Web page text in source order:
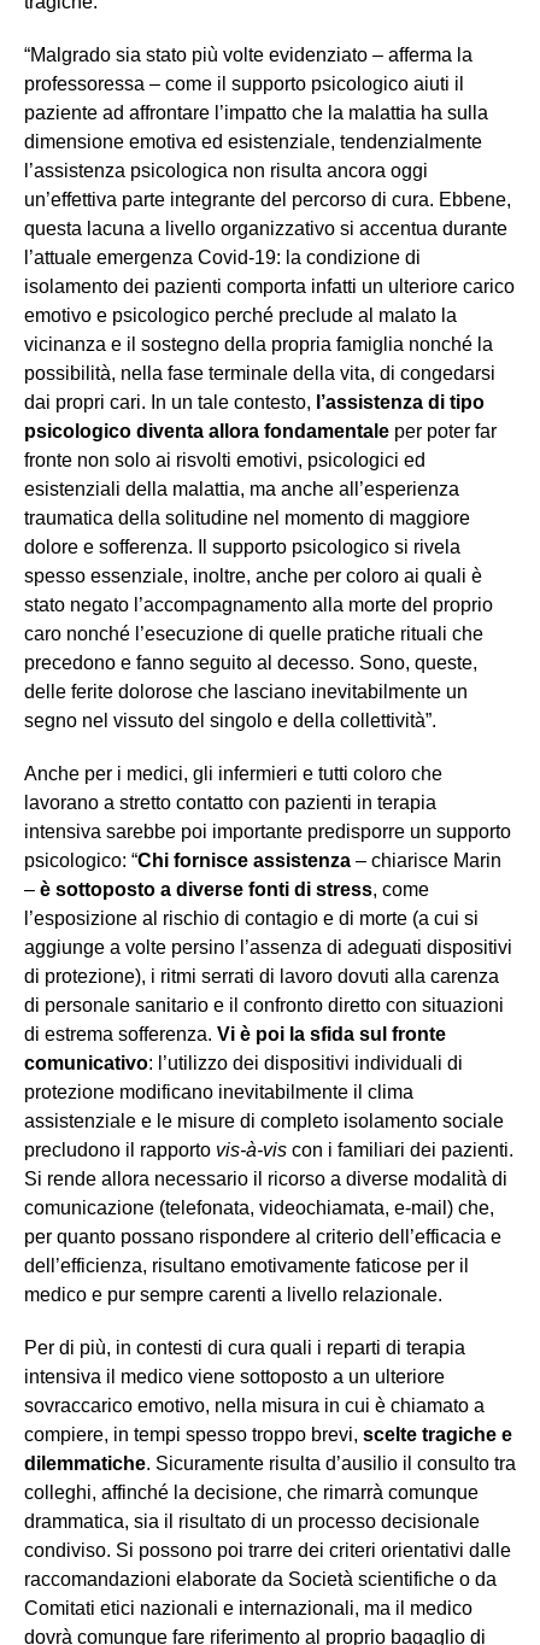
“Malgrado sia stato più volte evidenziato – afferma la
professoressa – come il supporto psicologico aiuti il
paziente ad affrontare l’impatto che la malattia ha sulla
dimensione emotiva ed esistenziale, tendenzialmente
l’assistenza psicologica non risulta ancora oggi
un’effettiva parte integrante del percorso di cura. Ebbene,
questa lacuna a livello organizzativo si accentua durante
l’attuale emergenza Covid-19: la condizione di
isolamento dei pazienti comporta infatti un ulteriore carico
emotivo e psicologico perché preclude al malato la
vicinanza e il sostegno della propria famiglia nonché la
possibilità, nella fase terminale della vita, di congedarsi
dai propri cari. In un tale contesto, l’assistenza di tipo
psicologico diventa allora fondamentale per poter far
fronte non solo ai risvolti emotivi, psicologici ed
esistenziali della malattia, ma anche all’esperienza
traumatica della solitudine nel momento di maggiore
dolore e sofferenza. Il supporto psicologico si rivela
spesso essenziale, inoltre, anche per coloro ai quali è
stato negato l’accompagnamento alla morte del proprio
caro nonché l’esecuzione di quelle pratiche rituali che
precedono e fanno seguito al decesso. Sono, queste,
delle ferite dolorose che lasciano inevitabilmente un
segno nel vissuto del singolo e della collettività”.
Anche per i medici, gli infermieri e tutti coloro che
lavorano a stretto contatto con pazienti in terapia
intensiva sarebbe poi importante predisporre un supporto
psicologico: “Chi fornisce assistenza – chiarisce Marin
– è sottoposto a diverse fonti di stress, come
l’esposizione al rischio di contagio e di morte (a cui si
aggiunge a volte persino l’assenza di adeguati dispositivi
di protezione), i ritmi serrati di lavoro dovuti alla carenza
di personale sanitario e il confronto diretto con situazioni
di estrema sofferenza. Vi è poi la sfida sul fronte
comunicativo: l’utilizzo dei dispositivi individuali di
protezione modificano inevitabilmente il clima
assistenziale e le misure di completo isolamento sociale
precludono il rapporto vis-à-vis con i familiari dei pazienti.
Si rende allora necessario il ricorso a diverse modalità di
comunicazione (telefonata, videochiamata, e-mail) che,
per quanto possano rispondere al criterio dell’efficacia e
dell’efficienza, risultano emotivamente faticose per il
medico e pur sempre carenti a livello relazionale.
Per di più, in contesti di cura quali i reparti di terapia
intensiva il medico viene sottoposto a un ulteriore
sovraccarico emotivo, nella misura in cui è chiamato a
compiere, in tempi spesso troppo brevi, scelte tragiche e
dilemmatiche. Sicuramente risulta d’ausilio il consulto tra
colleghi, affinché la decisione, che rimarrà comunque
drammatica, sia il risultato di un processo decisionale
condiviso. Si possono poi trarre dei criteri orientativi dalle
raccomandazioni elaborate da Società scientifiche o da
Comitati etici nazionali e internazionali, ma il medico
dovrà comunque fare riferimento al proprio bagaglio di